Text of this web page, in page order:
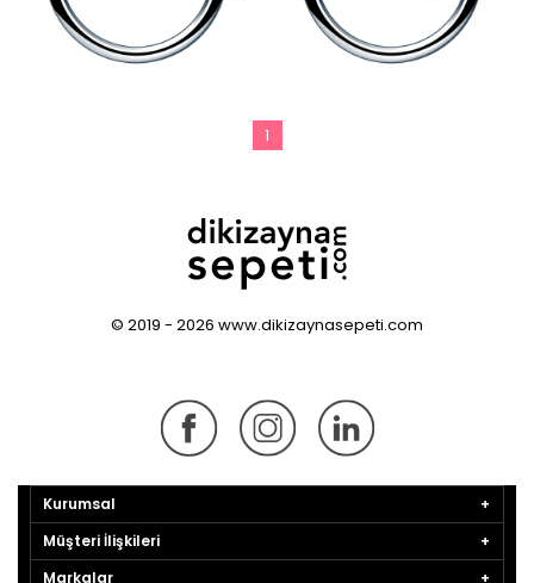
1
© 2019 - 2026 www.dikizaynasepeti.com
Kurumsal
Müşteri İlişkileri
Markalar